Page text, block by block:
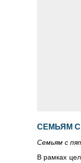
СЕМЬЯМ
Семьям с
В рамках